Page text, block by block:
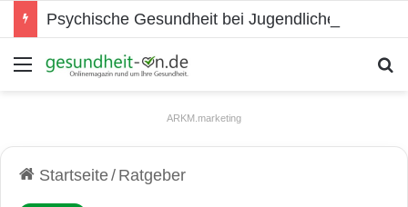
Psychische Gesundheit bei Jugendlichen
Menü
ARKM.marketing
Startseite/ Ratgeber